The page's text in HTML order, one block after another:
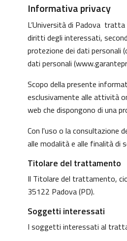
Informativa privacy
L’Università di Padova
diritti degli interessati,
protezione dei dati personali
dati personali (
Scopo della presente
esclusivamente alle attività
web che dispongono di una
Con l'uso o la consultazione
alle modalità e alle finalità di
Titolare del trattamento
Il Titolare del trattamento,
35122 Padova (PD).
Soggetti interessati
I soggetti interessati al